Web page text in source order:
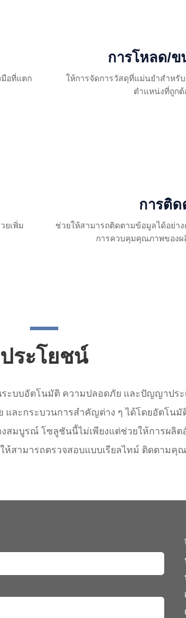
มือที่แตก
การโหลด/ข
ให้การจัดการวัสดุที่แม่นยำสำหรั
ตำแหน่งที่ถูกต้
ยเพิ่ม
การติ
ช่วยให้สามารถติดตามข้อมูลได้อย่า
การควบคุมคุณภาพของผ
ประโยชน์
บอัตโนมัติ ความปลอดภัย และปัญญาประ
ะกระบวนการสำคัญต่าง ๆ ได้โดยอัตโนมั
มบูรณ์ โซลูชันนี้ไม่เพียงแต่ช่วยให้การผลิ
สามารถตรวจสอบแบบเรียลไทม์ ติดตาม